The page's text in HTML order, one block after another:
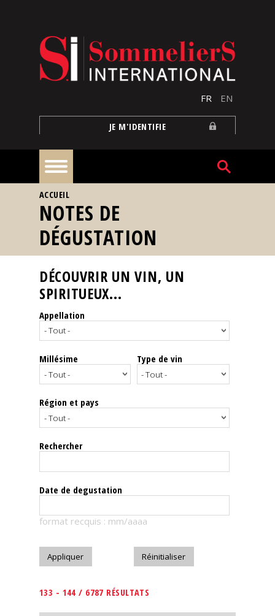
FR EN
JE M'IDENTIFIE
À
la
une
Reportages
Nos
Spiritueux
Notes
dégustation
Le
magazine
Télécharger
VOUS ÊTES ICI
ACCUEIL
NOTES DE
DÉGUSTATION
DÉCOUVRIR UN VIN, UN
SPIRITUEUX...
Appellation
Millésime Type de vin
Région et pays
Rechercher
Date de degustation
format recquis : mm/aaaa
133 - 144 / 6787 RÉSULTATS